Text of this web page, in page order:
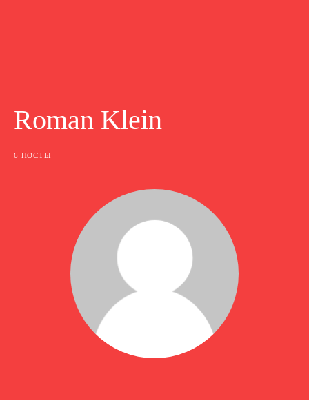
Roman Klein
6 ПОСТЫ